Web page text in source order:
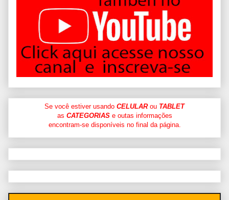
Se você estiver usando CELULARou TABLET
as CATEGORIASe outas informações
encontram-se disponíveis no final da página.